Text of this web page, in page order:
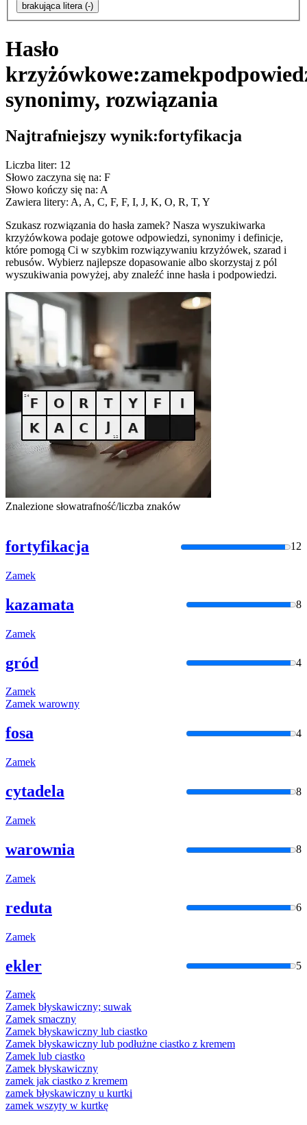
brakująca litera (-)
Hasło
krzyżówkowe:zamek
synonimy, rozwiązania
Najtrafniejszy wynik:fortyfikacja
Liczba liter: 12
Słowo zaczyna się na: F
Słowo kończy się na: A
Zawiera litery: A, A, C, F, F, I, J, K, O, R, T, Y
Szukasz rozwiązania do hasła zamek? Nasza wyszukiwarka
krzyżówkowa podaje gotowe odpowiedzi, synonimy i definicje,
które pomogą Ci w szybkim rozwiązywaniu krzyżówek, szarad i
rebusów. Wybierz najlepsze dopasowanie albo skorzystaj z pól
wyszukiwania powyżej, aby znaleźć inne hasła i podpowiedzi.
Znalezione słowatrafność/liczba znaków
fortyfikacja 12
Zamek
kazamata 8
Zamek
gród 4
Zamek
Zamek warowny
fosa 4
Zamek
cytadela 8
Zamek
warownia 8
Zamek
reduta 6
Zamek
ekler 5
Zamek
Zamek błyskawiczny; suwak
Zamek smaczny
Zamek błyskawiczny lub ciastko
Zamek błyskawiczny lub podłużne ciastko z kremem
Zamek lub ciastko
Zamek błyskawiczny
zamek jak ciastko z kremem
zamek błyskawiczny u kurtki
zamek wszyty w kurtkę